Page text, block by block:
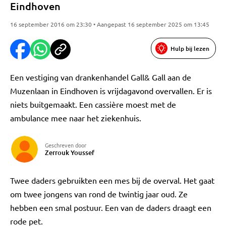
Eindhoven
16 september 2016 om 23:30 • Aangepast 16 september 2025 om 13:45
Hulp bij lezen
Een vestiging van drankenhandel Gall& Gall aan de
Muzenlaan in Eindhoven is vrijdagavond overvallen. Er is
niets buitgemaakt. Een cassière moest met de
ambulance mee naar het ziekenhuis.
Geschreven door
Zerrouk Youssef
Twee daders gebruikten een mes bij de overval. Het gaat
om twee jongens van rond de twintig jaar oud. Ze
hebben een smal postuur. Een van de daders draagt een
rode pet.